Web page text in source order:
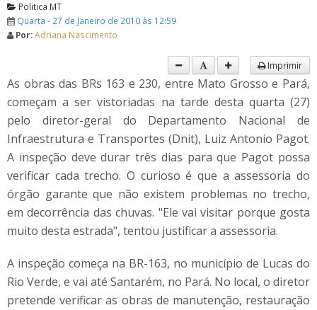
Politica MT
Quarta - 27 de Janeiro de 2010 às 12:59
Por:Adriana Nascimento
Imprimir
As obras das BRs 163 e 230, entre Mato Grosso e Pará,
começam a ser vistoriadas na tarde desta quarta (27)
pelo diretor-geral do Departamento Nacional de
Infraestrutura e Transportes (Dnit), Luiz Antonio Pagot.
A inspeção deve durar três dias para que Pagot possa
verificar cada trecho. O curioso é que a assessoria do
órgão garante que não existem problemas no trecho,
em decorrência das chuvas. "Ele vai visitar porque gosta
muito desta estrada", tentou justificar a assessoria.
A inspeção começa na BR-163, no município de Lucas do
Rio Verde, e vai até Santarém, no Pará. No local, o diretor
pretende verificar as obras de manutenção, restauração